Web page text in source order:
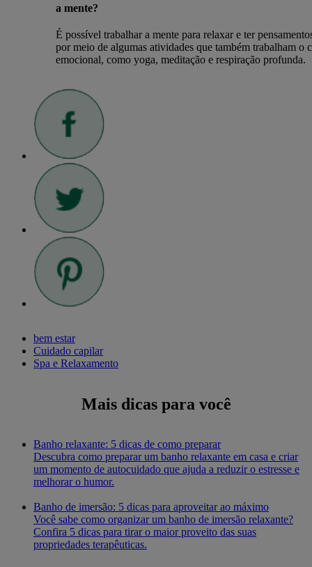
a mente?
É possível trabalhar a mente para relaxar e ter
por meio de algumas atividades que também trabalham o
emocional, como yoga, meditação e respiração profunda.
bem estar
Cuidado capilar
Spa e Relaxamento
Mais dicas para você
Banho relaxante: 5 dicas de como preparar
Descubra como preparar um banho relaxante em casa e criar
um momento de autocuidado que ajuda a reduzir o estresse e
melhorar o humor.
Banho de imersão: 5 dicas para aproveitar ao máximo
Você sabe como organizar um banho de imersão relaxante?
Confira 5 dicas para tirar o maior proveito das suas
propriedades terapêuticas.